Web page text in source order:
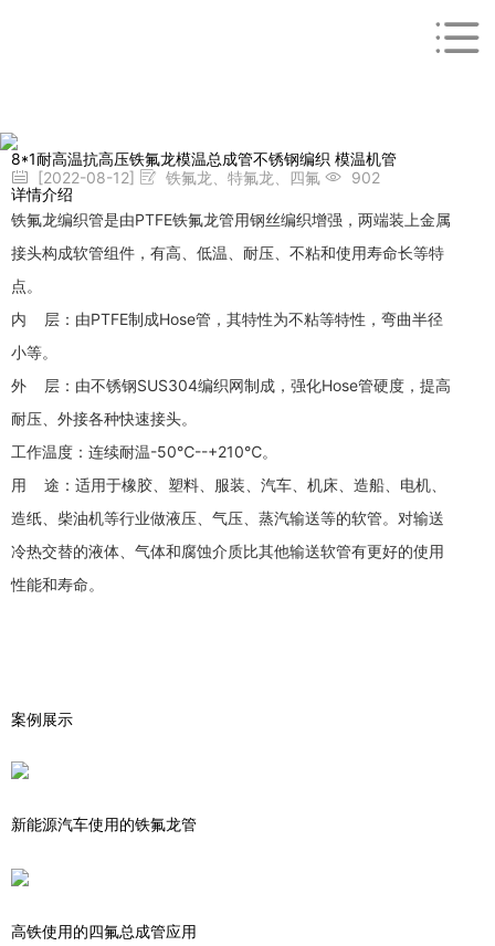
8*1耐高温抗高压铁氟龙模温总成管不锈钢编织 模温机管
[2022-08-12]
铁氟龙、特氟龙、四氟
902
详情介绍
铁氟龙编织管是由PTFE铁氟龙管用钢丝编织增强，两端装上金属
接头构成软管组件，有高、低温、耐压、不粘和使用寿命长等特
点。
内 层：由PTFE制成Hose管，其特性为不粘等特性，弯曲半径
小等。
外 层：由不锈钢SUS304编织网制成，强化Hose管硬度，提高
耐压、外接各种快速接头。
工作温度：连续耐温-50℃--+210℃。
用 途：适用于橡胶、塑料、服装、汽车、机床、造船、电机、
造纸、柴油机等行业做液压、气压、蒸汽输送等的软管。对输送
冷热交替的液体、气体和腐蚀介质比其他输送软管有更好的使用
性能和寿命。
案例展示
新能源汽车使用的铁氟龙管
高铁使用的四氟总成管应用